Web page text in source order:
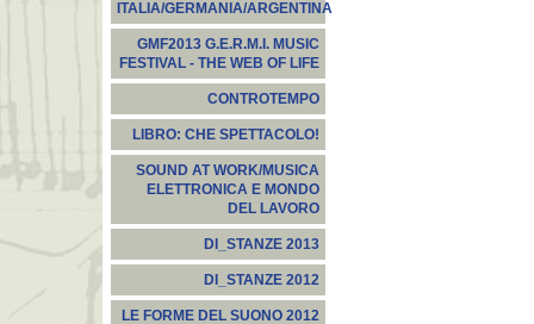
ITALIA/GERMANIA/ARGENTINA
GMF2013 G.E.R.M.I. MUSIC
FESTIVAL - THE WEB OF LIFE
CONTROTEMPO
LIBRO: CHE SPETTACOLO!
SOUND AT WORK/MUSICA
ELETTRONICA E MONDO
DEL LAVORO
DI_STANZE 2013
DI_STANZE 2012
LE FORME DEL SUONO 2012